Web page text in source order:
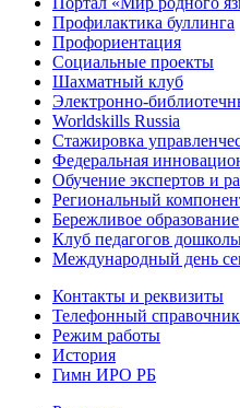
Профилактика буллинга
Профориентация
Социальные проекты
Шахматный клуб
Электронно-
Worldskills Russia
Стажировка
Федеральная
Обучение экспертов и
Региональный
Бережливое образование
Клуб педагогов
Международный день
Контакты и реквизиты
Телефонный справочник
Режим работы
История
Гимн ИРО РБ